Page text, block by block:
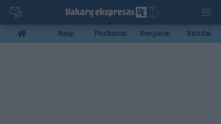
Pereiti
pagrindinį
turinį
Mobile
menu
Nauji Podkastai Renginiai Vaizdai